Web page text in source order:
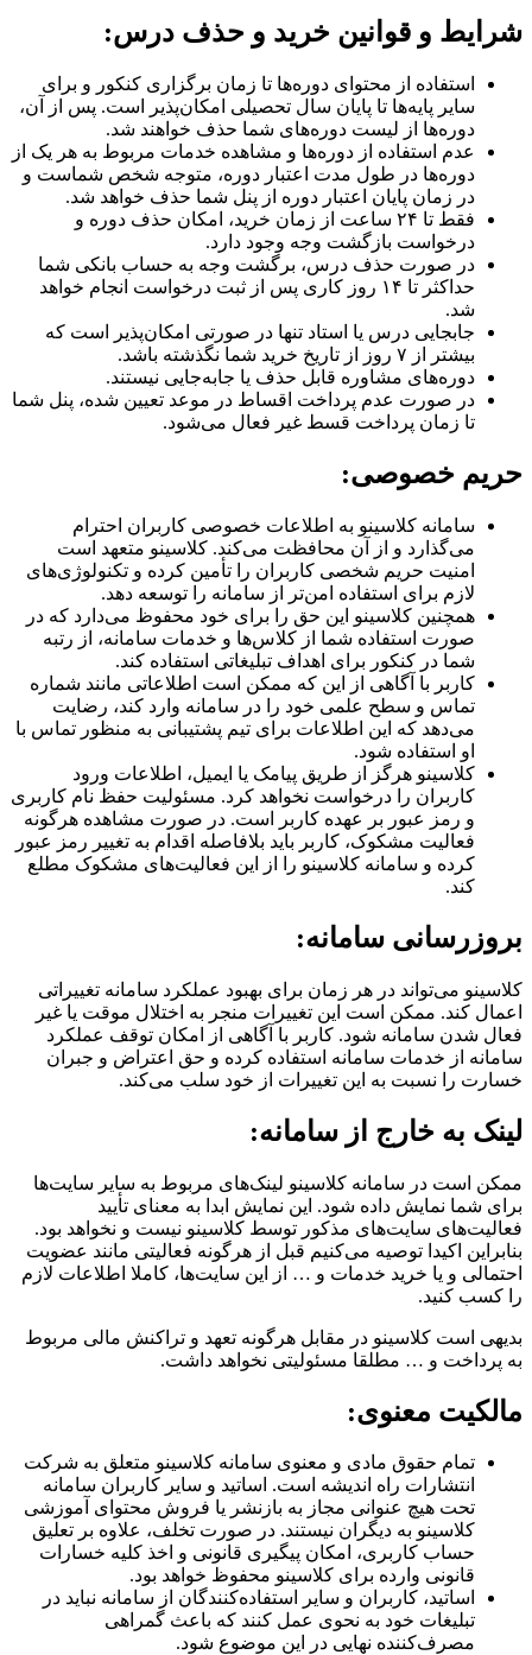
شرایط و قوانین خرید و حذف درس:
استفاده از محتوای دوره‌ها تا زمان برگزاری کنکور و برای
سایر پایه‌ها تا پایان سال تحصیلی امکان‌پذیر است. پس از آن،
دوره‌ها از لیست دوره‌های شما حذف خواهند شد.
عدم استفاده از دوره‌ها و مشاهده خدمات مربوط به هر یک از
دوره‎‌ها در طول مدت اعتبار دوره، متوجه شخص شماست و
در زمان پایان اعتبار دوره از پنل شما حذف خواهد شد.
فقط تا ۲۴ ساعت از زمان خرید، امکان حذف دوره و
درخواست بازگشت وجه وجود دارد.
در صورت حذف درس، برگشت وجه به حساب بانکی شما
حداکثر تا ۱۴ روز کاری پس از ثبت درخواست انجام خواهد
شد.
جابجایی درس یا استاد تنها در صورتی امکان‌پذیر است که
بیشتر از ۷ روز از تاریخ خرید شما نگذشته باشد.
دوره‌های مشاوره قابل حذف یا جابه‌جایی نیستند.
در صورت عدم پرداخت اقساط در موعد تعیین شده، پنل شما
تا زمان پرداخت قسط غیر فعال می‌شود.
حریم خصوصی:
سامانه کلاسینو به اطلاعات خصوصی کاربران احترام
می‌گذارد و از آن محافظت می‌کند. کلاسینو متعهد است
امنیت حریم شخصی کاربران را تأمین کرده و تکنولوژی‌های
لازم برای استفاده امن‌تر از سامانه را توسعه دهد.
همچنین کلاسینو این حق را برای خود محفوظ می‌دارد که در
صورت استفاده شما از کلاس‌ها و خدمات سامانه، از رتبه
شما در کنکور برای اهداف تبلیغاتی استفاده کند.
کاربر با آگاهی از این که ممکن است اطلاعاتی مانند شماره
تماس و سطح علمی خود را در سامانه وارد کند، رضایت
می‌دهد که این اطلاعات برای تیم پشتیبانی به منظور تماس با
او استفاده شود.
کلاسینو هرگز از طریق پیامک یا ایمیل، اطلاعات ورود
کاربران را درخواست نخواهد کرد. مسئولیت حفظ نام کاربری
و رمز عبور بر عهده کاربر است. در صورت مشاهده هرگونه
فعالیت مشکوک، کاربر باید بلافاصله اقدام به تغییر رمز عبور
کرده و سامانه‌ کلاسینو را از این فعالیت‌های مشکوک مطلع
کند.
بروزرسانی سامانه:
کلاسینو می‌تواند در هر زمان برای بهبود عملکرد سامانه تغییراتی
اعمال کند. ممکن است این تغییرات منجر به اختلال موقت یا غیر
فعال شدن سامانه شود. کاربر با آگاهی از امکان توقف عملکرد
سامانه از خدمات سامانه استفاده کرده و حق اعتراض و جبران
خسارت را نسبت به این تغییرات از خود سلب می‌کند.
لینک به خارج از سامانه:
ممکن است در سامانه کلاسینو لینک‌های مربوط به سایر سایت‌ها
برای شما نمایش داده شود. این نمایش ابدا به معنای تأیید
فعالیت‌های سایت‌های مذکور توسط کلاسینو نیست و نخواهد بود.
بنابراین اکیدا توصیه می‌کنیم قبل از هرگونه فعالیتی مانند عضویت
احتمالی و یا خرید خدمات و … از این سایت‌ها، کاملا اطلاعات لازم
را کسب کنید.
بدیهی است کلاسینو در مقابل هرگونه تعهد و تراکنش مالی مربوط
به پرداخت و … مطلقا مسئولیتی نخواهد داشت.
مالکیت معنوی:
تمام حقوق مادی و معنوی سامانه کلاسینو متعلق به شرکت
انتشارات راه اندیشه است. اساتید و سایر کاربران سامانه
تحت هیچ عنوانی مجاز به بازنشر یا فروش محتوای آموزشی
کلاسینو به دیگران نیستند. در صورت تخلف، علاوه بر تعلیق
حساب کاربری، امکان پیگیری قانونی و اخذ کلیه خسارات
قانونی وارده برای کلاسینو محفوظ خواهد بود.
اساتید، کاربران و سایر استفاده‌کنندگان از سامانه نباید در
تبلیغات خود به نحوی عمل کنند که باعث گمراهی
مصرف‌کننده‌ نهایی در این موضوع شود.